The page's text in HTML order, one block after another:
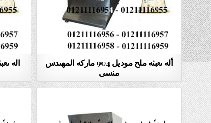
ألة تعبئة ملح موديل 904 ماركة المهندس
منسى